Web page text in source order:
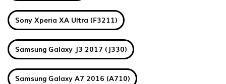
Sony Xperia XA Ultra (F3211)
Samsung Galaxy J3 2017 (J330)
Samsung Galaxy A7 2016 (A710)